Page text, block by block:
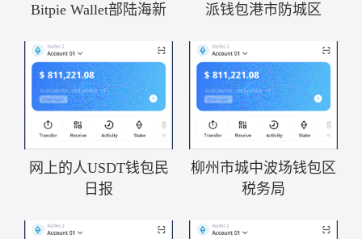
Bitpie Wallet部陆海新
派钱包港市防城区
网上的人USDT钱包民
日报
柳州市城中波场钱包区
税务局